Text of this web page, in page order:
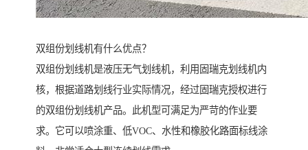
双组份划线机有什么优点？
双组份划线机是液压无气划线机，利用固瑞克划线机内
核，根据道路划线行业实际情况，经过固瑞克授权进行
的双组份划线机产品。此机型可满足为严苛的作业要
求。它可以喷涂重、低VOC、水性和橡胶化路面标线涂